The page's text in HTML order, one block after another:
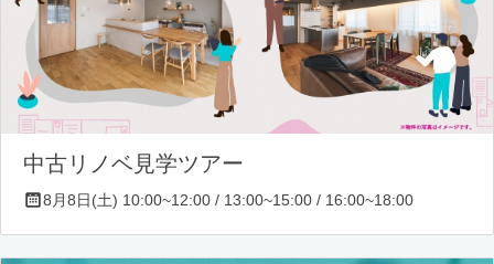
中古リノベ見学ツアー
8月8日(土) 10:00~12:00 / 13:00~15:00 / 16:00~18:00